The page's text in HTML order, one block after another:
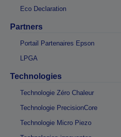
Eco Declaration
Partners
Portail Partenaires Epson
LPGA
Technologies
Technologie Zéro Chaleur
Technologie PrecisionCore
Technologie Micro Piezo